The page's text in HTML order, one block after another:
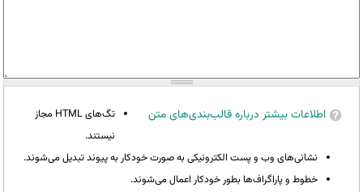
اطلاعات بیشتر درباره قالب‌بندی‌های متن
تگ‌های HTML مجاز
نیستند.
نشانی‌های وب و پست الکترونیکی به صورت خودکار به پیوند تبدیل می‌شوند.
خطوط و پاراگراف‌ها بطور خودکار اعمال می‌شوند.